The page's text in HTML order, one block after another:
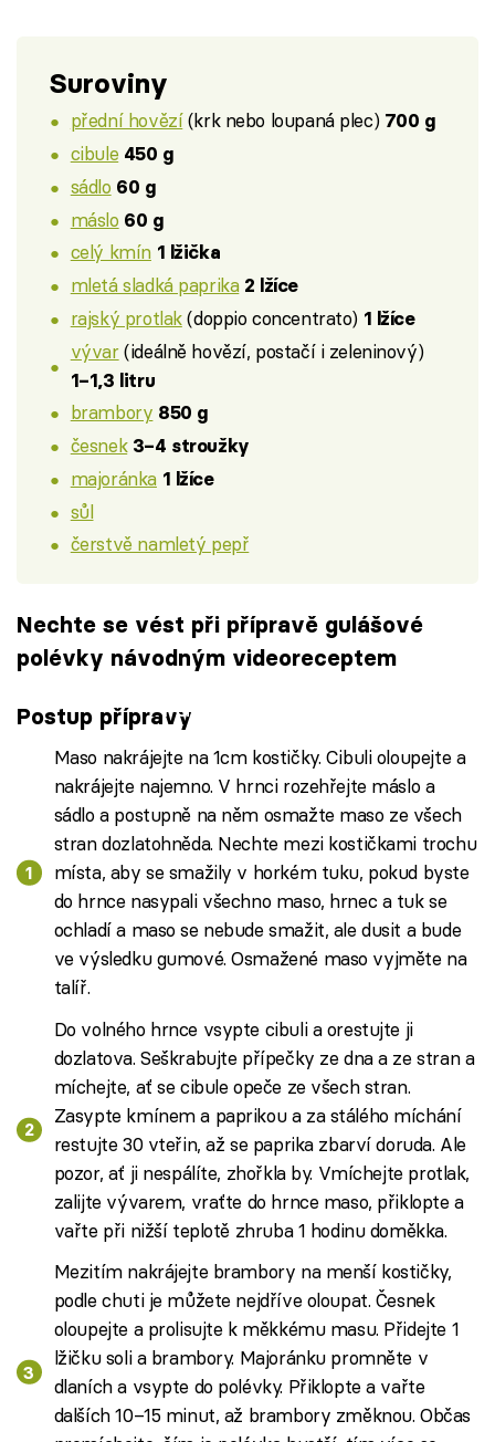
Suroviny
přední hovězí(krk nebo loupaná plec) 700 g
cibule 450 g
sádlo 60 g
máslo 60 g
celý kmín 1 lžička
mletá sladká paprika 2 lžíce
rajský protlak(doppio concentrato) 1 lžíce
vývar(ideálně hovězí, postačí i zeleninový)
1–1,3 litru
brambory 850 g
česnek 3–4 stroužky
majoránka 1 lžíce
sůl
čerstvě namletý pepř
Nechte se vést při přípravě gulášové
polévky návodným videoreceptem
Failed to fetch
Postup přípravy
Maso nakrájejte na 1cm kostičky. Cibuli oloupejte a
nakrájejte najemno. V hrnci rozehřejte máslo a
sádlo a postupně na něm osmažte maso ze všech
stran dozlatohněda. Nechte mezi kostičkami trochu
místa, aby se smažily v horkém tuku, pokud byste
do hrnce nasypali všechno maso, hrnec a tuk se
ochladí a maso se nebude smažit, ale dusit a bude
ve výsledku gumové. Osmažené maso vyjměte na
talíř.
Do volného hrnce vsypte cibuli a orestujte ji
dozlatova. Seškrabujte přípečky ze dna a ze stran a
míchejte, ať se cibule opeče ze všech stran.
Zasypte kmínem a paprikou a za stálého míchání
restujte 30 vteřin, až se paprika zbarví doruda. Ale
pozor, ať ji nespálíte, zhořkla by. Vmíchejte protlak,
zalijte vývarem, vraťte do hrnce maso, přiklopte a
vařte při nižší teplotě zhruba 1 hodinu doměkka.
Mezitím nakrájejte brambory na menší kostičky,
podle chuti je můžete nejdříve oloupat. Česnek
oloupejte a prolisujte k měkkému masu. Přidejte 1
lžičku soli a brambory. Majoránku promněte v
dlaních a vsypte do polévky. Přiklopte a vařte
dalších 10–15 minut, až brambory změknou. Občas